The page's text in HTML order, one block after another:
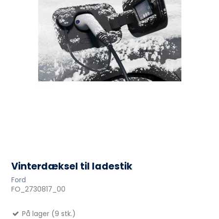
Vinterdæksel til ladestik
Ford
FO_2730817_00
På lager (9 stk.)